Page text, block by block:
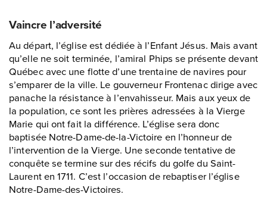
Vaincre l’adversité
Au départ, l’église est dédiée à l’Enfant Jésus. Mais avant
qu’elle ne soit terminée, l’amiral Phips se présente devant
Québec avec une flotte d’une trentaine de navires pour
s’emparer de la ville. Le gouverneur Frontenac dirige avec
panache la résistance à l’envahisseur. Mais aux yeux de
la population, ce sont les prières adressées à la Vierge
Marie qui ont fait la différence. L’église sera donc
baptisée Notre-Dame-de-la-Victoire en l’honneur de
l’intervention de la Vierge. Une seconde tentative de
conquête se termine sur des récifs du golfe du Saint-
Laurent en 1711. C’est l’occasion de rebaptiser l’église
Notre-Dame-des-Victoires.